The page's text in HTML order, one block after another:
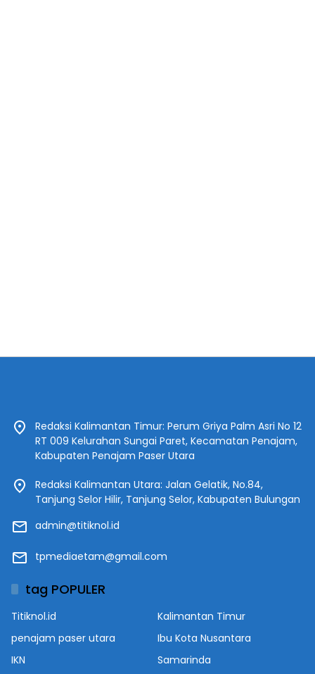
Redaksi Kalimantan Timur: Perum Griya Palm Asri No 12
RT 009 Kelurahan Sungai Paret, Kecamatan Penajam,
Kabupaten Penajam Paser Utara
Redaksi Kalimantan Utara: Jalan Gelatik, No.84,
Tanjung Selor Hilir, Tanjung Selor, Kabupaten Bulungan
admin@titiknol.id
tpmediaetam@gmail.com
tag POPULER
Titiknol.id
Kalimantan Timur
penajam paser utara
Ibu Kota Nusantara
IKN
Samarinda